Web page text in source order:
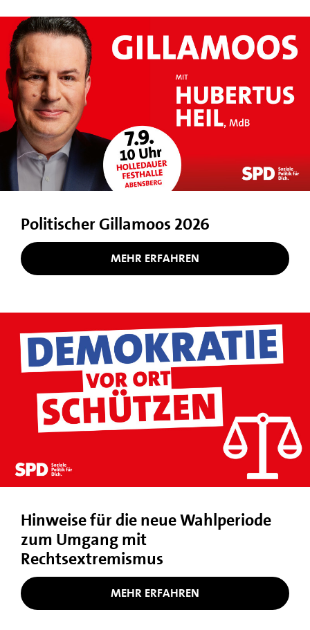
Politischer Gillamoos 2026
MEHR ERFAHREN
Hinweise für die neue Wahlperiode
zum Umgang mit
Rechtsextremismus
MEHR ERFAHREN